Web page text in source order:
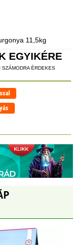
11,5kg
EGYIKÉRE
ÉRDEKES